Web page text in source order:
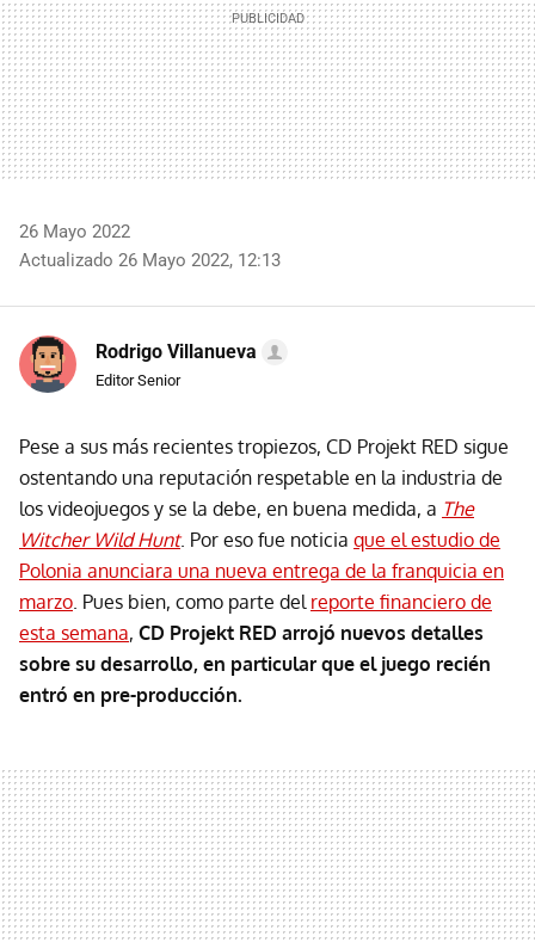
26 Mayo 2022
Actualizado 26 Mayo 2022, 12:13
Rodrigo Villanueva
Editor Senior
Pese a sus más recientes tropiezos, CD Projekt RED sigue
ostentando una reputación respetable en la industria de
los videojuegos y se la debe, en buena medida, a The
Witcher Wild Hunt. Por eso fue noticia que el estudio de
Polonia anunciara una nueva entrega de la franquicia en
marzo . Pues bien, como parte del reporte financiero de
esta semana, CD Projekt RED arrojó nuevos detalles
sobre su desarrollo, en particular que el juego recién
entró en pre-producción.